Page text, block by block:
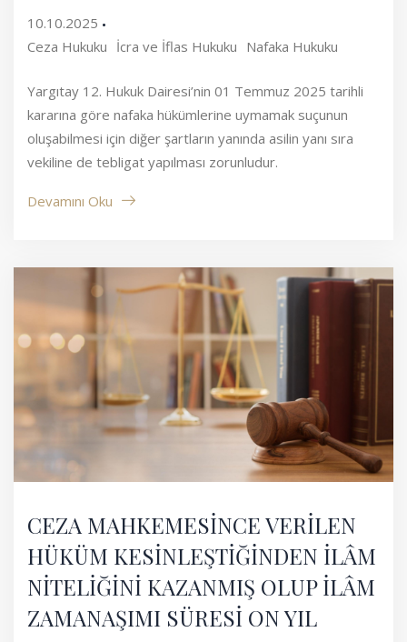
10.10.2025
Ceza Hukuku İcra ve İflas Hukuku Nafaka Hukuku
Yargıtay 12. Hukuk Dairesi’nin 01 Temmuz 2025 tarihli
kararına göre nafaka hükümlerine uymamak suçunun
oluşabilmesi için diğer şartların yanında asilin yanı sıra
vekiline de tebligat yapılması zorunludur.
Devamını Oku
CEZA MAHKEMESİNCE VERİLEN
HÜKÜM KESİNLEŞTİĞİNDEN İLÂM
NİTELİĞİNİ KAZANMIŞ OLUP İLÂM
ZAMANAŞIMI SÜRESİ ON YIL